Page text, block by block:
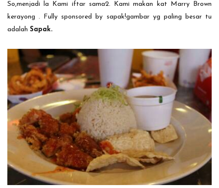
So,menjadi la Kami iftar sama2. Kami makan kat Marry Brown
kerayong . Fully sponsored by sapak!gambar yg paling besar tu
adalah Sapak.